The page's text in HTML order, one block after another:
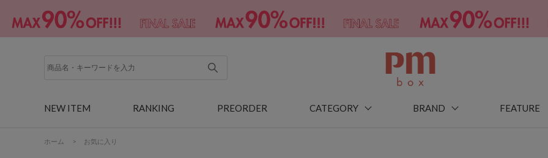
NEW ITEM RANKING PREORDER CATEGORY BRAND FEATURE
ホーム > お気に入り